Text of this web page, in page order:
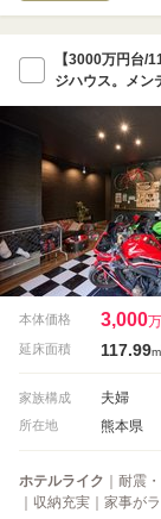
【3000万円台/
ジハウス。メン
本体価格 3,000
延床面積 117.99m
家族構成 夫婦
所在地 熊本県
ホテルライク ｜耐震
｜収納充実｜家事が